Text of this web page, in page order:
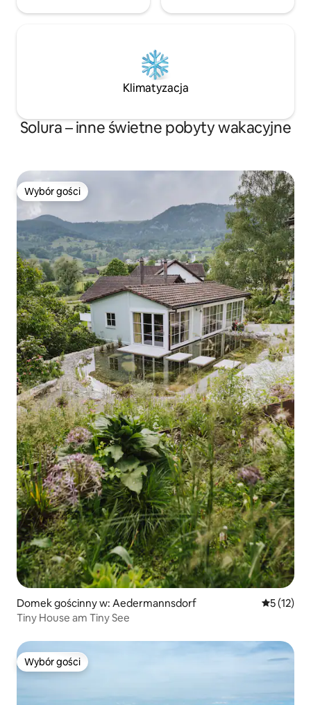
Klimatyzacja
Solura – inne świetne pobyty wakacyjne
Wybór gości
Wybór gości
Domek gościnny w: Aedermannsdorf Średnia
5 (12)
Tiny House am Tiny See
Wybór gości
Wybór gości